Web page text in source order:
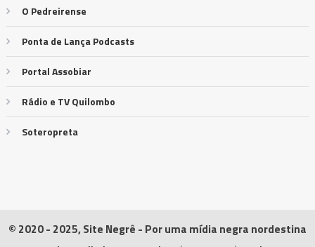
O Pedreirense
Ponta de Lança Podcasts
Portal Assobiar
Rádio e TV Quilombo
Soteropreta
© 2020 - 2025, Site Negrê - Por uma mídia negra nordestina